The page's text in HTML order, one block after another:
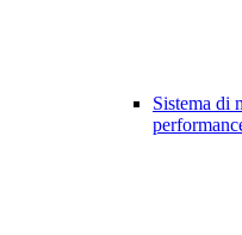
Sistema di